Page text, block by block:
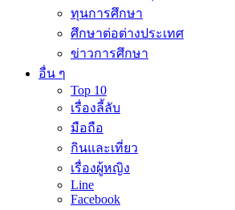
ทุนการศึกษา
ศึกษาต่อต่างประเทศ
ข่าวการศึกษา
อื่น ๆ
Top 10
เรื่องลี้ลับ
มือถือ
กินและเที่ยว
เรื่องผู้หญิง
Line
Facebook